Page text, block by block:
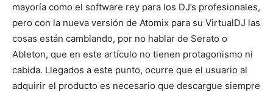
mayoría como el software rey para los DJ’s profesionales,
pero con la nueva versión de Atomix para su VirtualDJ las
cosas están cambiando, por no hablar de Serato o
Ableton, que en este artículo no tienen protagonismo ni
cabida. Llegados a este punto, ocurre que el usuario al
adquirir el producto es necesario que descargue siempre